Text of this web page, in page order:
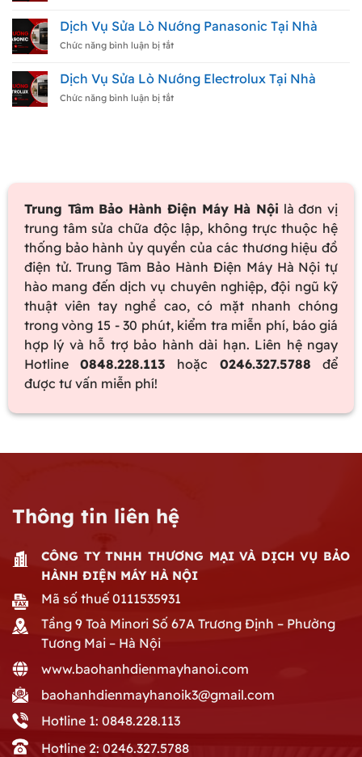
Tại
Nhà
Vụ
Sửa
Lò
Tại
Nhà
Dịch Vụ Sửa Lò Nướng Panasonic Tại Nhà
Chức năng bình luận bị tắtở
Vụ
Sửa
Lò
Dịch Vụ Sửa Lò Nướng Electrolux Tại Nhà
Chức năng bình luận bị tắtở
Nhà
Trung Tâm Bảo Hành Điện Máy Hà Nội là đơn vị
trung tâm sửa chữa độc lập, không trực thuộc hệ
thống bảo hành ủy quyền của các thương hiệu đồ
điện tử. Trung Tâm Bảo Hành Điện Máy Hà Nội tự
hào mang đến dịch vụ chuyên nghiệp, đội ngũ kỹ
thuật viên tay nghề cao, có mặt nhanh chóng
trong vòng 15 - 30 phút, kiểm tra miễn phí, báo giá
hợp lý và hỗ trợ bảo hành dài hạn. Liên hệ ngay
Hotline0848.228.113 hoặc 0246.327.5788 để
được tư vấn miễn phí!
Thông tin liên hệ
CÔNG TY TNHH THƯƠNG MẠI VÀ DỊCH VỤ BẢO
HÀNH ĐIỆN MÁY HÀ NỘI
Mã số thuế 0111535931
Tầng 9 Toà Minori Số 67A Trương Định – Phường
Tương Mai – Hà Nội
www.baohanhdienmayhanoi.com
baohanhdienmayhanoik3@gmail.com
Hotline 1: 0848.228.113
Hotline 2: 0246.327.5788